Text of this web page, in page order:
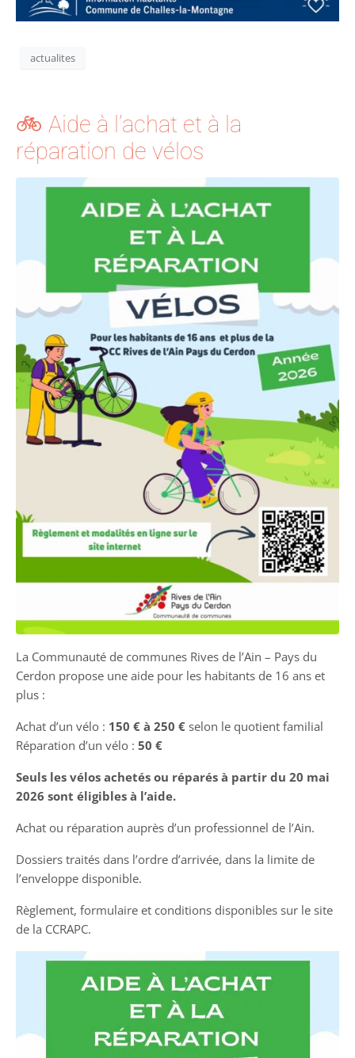
actualites
🚲 Aide à l’achat et à la
réparation de vélos
La Communauté de communes Rives de l’Ain – Pays du
Cerdon propose une aide pour les habitants de 16 ans et
plus :
Achat d’un vélo : 150 € à 250 € selon le quotient familial
Réparation d’un vélo : 50 €
Seuls les vélos achetés ou réparés à partir du 20 mai
2026 sont éligibles à l’aide.
Achat ou réparation auprès d’un professionnel de l’Ain.
Dossiers traités dans l’ordre d’arrivée, dans la limite de
l’enveloppe disponible.
Règlement, formulaire et conditions disponibles sur le site
de la CCRAPC.